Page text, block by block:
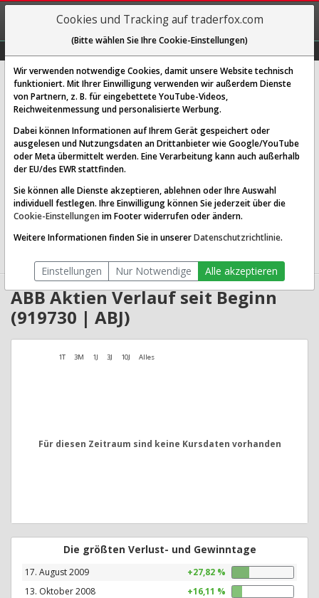
REGIS-
TRIEREN
ABB Ltd.
[ABJ | WKN 919730 | ISIN CH0012221716]
88,040 € 0,08 %
Echtzeit-Aktienkurs 06.08.2026 12:02 Uhr
BID:87,980 €
Website:
http://www.abb.com
Sektor:
Industrials / Electrical Equipment & Parts
183.48 Mrd. USD
Anzahl
1,813,800,064
ABB Aktien Verlauf seit Beginn
(919730 | ABJ)
1T 3M 1J 3J 10J Alles
Für diesen Zeitraum sind keine Kursdaten vorhanden
Die größten Verlust- und Gewinntage
17. August 2009
+27,82 %
13. Oktober 2008
+16,11 %
Cookies und Tracking auf traderfox.com
(Bitte wählen Sie Ihre Cookie-Einstellungen)
Wir verwenden notwendige Cookies, damit unsere Website technisch
funktioniert. Mit Ihrer Einwilligung verwenden wir außerdem Dienste
von Partnern, z. B. für eingebettete YouTube-Videos,
Reichweitenmessung und personalisierte Werbung.
Dabei können Informationen auf Ihrem Gerät gespeichert oder
ausgelesen und Nutzungsdaten an Drittanbieter wie Google/YouTube
oder Meta übermittelt werden. Eine Verarbeitung kann auch außerhalb
der EU/des EWR stattfinden.
Sie können alle Dienste akzeptieren, ablehnen oder Ihre Auswahl
individuell festlegen. Ihre Einwilligung können Sie jederzeit über die
Cookie-Einstellungen im Footer widerrufen oder ändern.
Weitere Informationen finden Sie in unsererDatenschutzrichtlinie.
Einstellungen Nur Notwendige Alle akzeptieren